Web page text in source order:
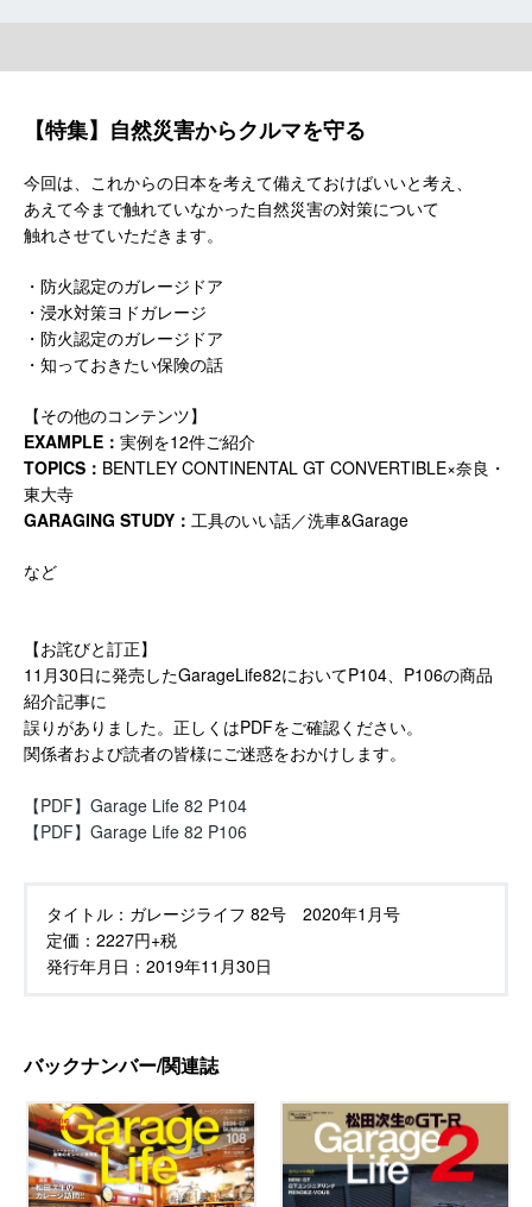
【特集】自然災害からクルマを守る
今回は、これからの日本を考えて備えておけばいいと考え、
あえて今まで触れていなかった自然災害の対策について
触れさせていただきます。
・防火認定のガレージドア
・浸水対策ヨドガレージ
・防火認定のガレージドア
・知っておきたい保険の話
【その他のコンテンツ】
EXAMPLE： 実例を12件ご紹介
TOPICS： BENTLEY CONTINENTAL GT CONVERTIBLE×奈良・
東大寺
GARAGING STUDY： 工具のいい話／洗車&Garage
など
【お詫びと訂正】
11月30日に発売したGarageLife82においてP104、P106の商品
紹介記事に
誤りがありました。正しくはPDFをご確認ください。
関係者および読者の皆様にご迷惑をおかけします。
【PDF】Garage Life 82 P104
【PDF】Garage Life 82 P106
タイトル： ガレージライフ 82号 2020年1月号
定価： 2227円+税
発行年月日： 2019年11月30日
バックナンバー/関連誌